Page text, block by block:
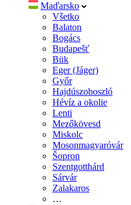
Maďarsko
Všetko
Balaton
Bogács
Budapešť
Bük
Eger (Jáger)
Győr
Hajdúszoboszló
Hévíz a okolie
Lenti
Mezőkövesd
Miskolc
Mosonmagyaróvár
Šopron
Szentgotthárd
Sárvár
Zalakaros
…